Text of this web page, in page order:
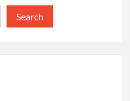
Search